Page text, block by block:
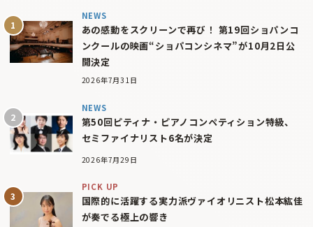
NEWS
あの感動をスクリーンで再び！ 第19回ショパンコ
ンクールの映画“ショパコンシネマ”が10月2日公
開決定
2026年7月31日
NEWS
第50回ピティナ・ピアノコンペティション特級、
セミファイナリスト6名が決定
2026年7月29日
PICK UP
国際的に活躍する実力派ヴァイオリニスト松本紘佳
が奏でる極上の響き